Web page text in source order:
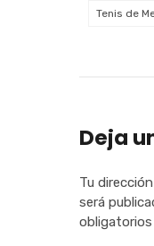
Tenis de
Deja
Tu
será